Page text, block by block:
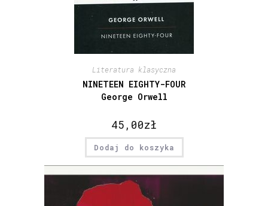
Literatura klasyczna
NINETEEN EIGHTY-FOUR
George Orwell
45,00zł
Dodaj do koszyka